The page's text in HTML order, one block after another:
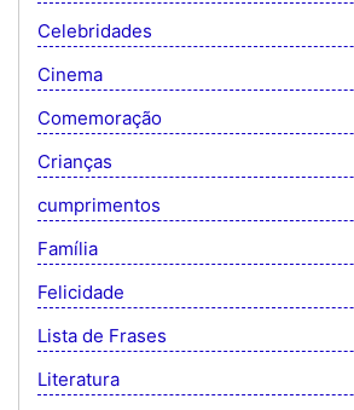
Celebridades
Cinema
Comemoração
Crianças
cumprimentos
Família
Felicidade
Lista de Frases
Literatura